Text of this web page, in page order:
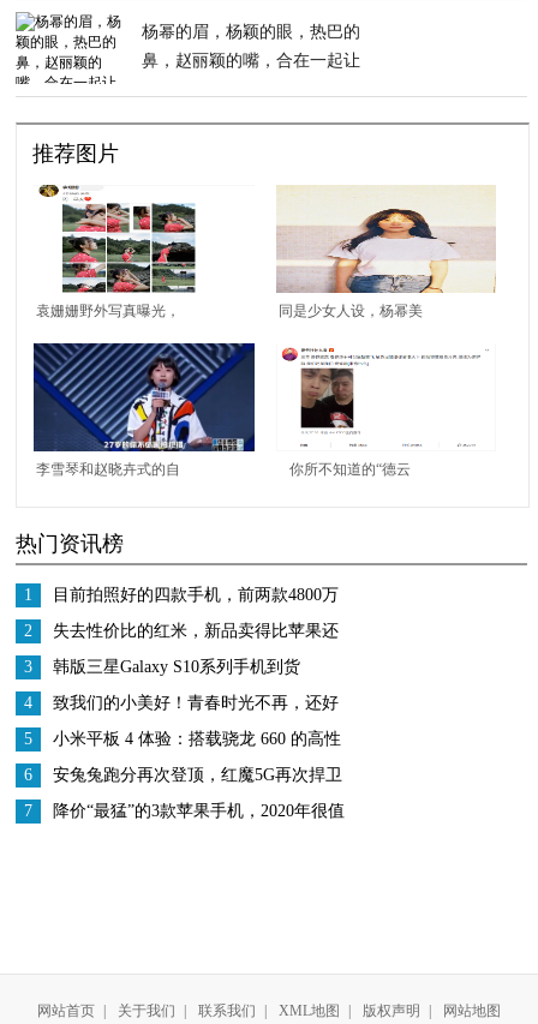
杨幂的眉，杨颖的眼，热巴的
鼻，赵丽颖的嘴，合在一起让
推荐图片
袁姗姗野外写真曝光，
曾受网络暴力现华丽翻
身，感情之路扑朔迷离
同是少女人设，杨幂美
艳、赵丽颖娇俏、毛晓
彤甜美，谁更胜一筹？
李雪琴和赵晓卉式的自
美，但我依然自信
你所不知道的“德云
热门资讯榜
1
目前拍照好的四款手机，前两款4800万
像素，最后一款能拍月亮
2
失去性价比的红米，新品卖得比苹果还
贵，宣传已被网友玩坏！
3
韩版三星Galaxy S10系列手机到货
4
致我们的小美好！青春时光不再，还好
有飞利浦X596手机停驻如今
5
小米平板 4 体验：搭载骁龙 660 的高性
价比千元小屏平板
6
安兔兔跑分再次登顶，红魔5G再次捍卫
游戏手机王者地位
7
降价“最猛”的3款苹果手机，2020年很值
网站首页 | 关于我们 | 联系我们 | XML地图 | 版权声明 | 网站地图